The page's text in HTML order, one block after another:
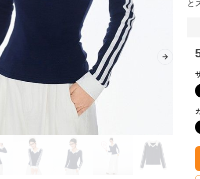
Next slide
と